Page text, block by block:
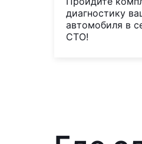
диагностику
автомобиля в
СТО!